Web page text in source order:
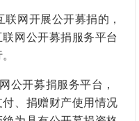
联网开展公开募捐的，
网公开募捐服务平台
公开募捐服务平台，
、捐赠财产使用情况